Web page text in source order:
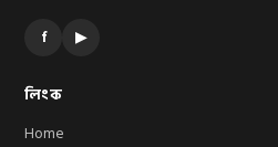
f ▶
লিংক
Home